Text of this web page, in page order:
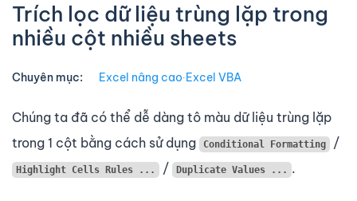
Trích lọc dữ liệu trùng lặp trong
nhiều cột nhiều sheets
Chuyên mục: Excel nâng cao∙Excel VBA
Chúng ta đã có thể dễ dàng tô màu dữ liệu trùng lặp
trong 1 cột bằng cách sử dụng
Conditional Formatting /
Highlight Cells Rules ... / Duplicate Values ... .